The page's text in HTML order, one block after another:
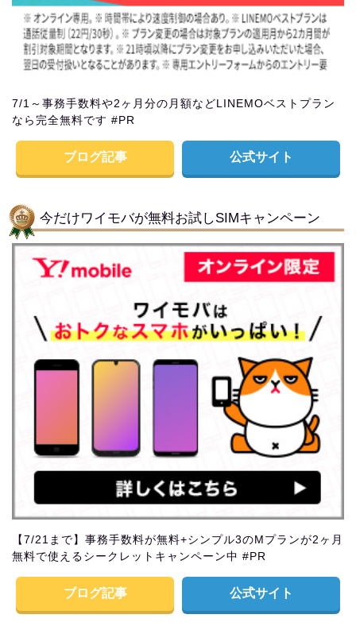
7/1～事務手数料や2ヶ月分の月額などLINEMOベストプラン
なら完全無料です #PR
ブログ記事 公式サイト
今だけワイモバが無料お試しSIMキャンペーン
【7/21まで】事務手数料が無料+シンプル3のMプランが2ヶ月
無料で使えるシークレットキャンペーン中 #PR
ブログ記事 公式サイト